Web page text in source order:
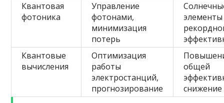
Квантовая
фотоника
Управление
фотонами,
минимизация
потерь
элементы
Квантовые
вычисления
Оптимизация
работы
электростанций,
прогнозирование
общей
снижение